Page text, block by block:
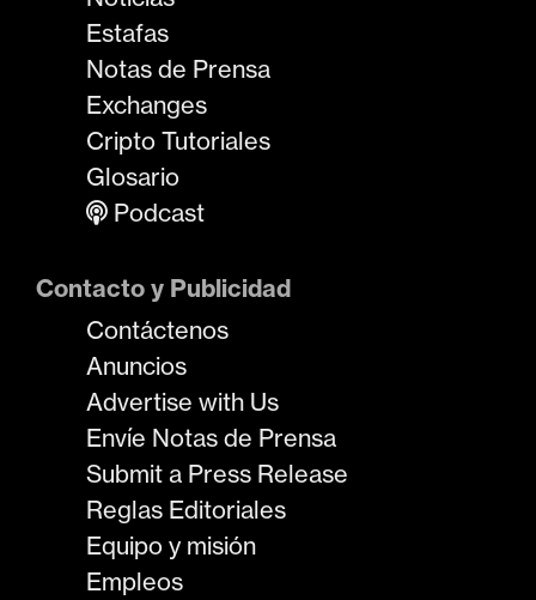
Estafas
Notas de Prensa
Exchanges
Cripto Tutoriales
Glosario
Podcast
Contacto y Publicidad
Contáctenos
Anuncios
Advertise with Us
Envíe Notas de Prensa
Submit a Press Release
Reglas Editoriales
Equipo y misión
Empleos